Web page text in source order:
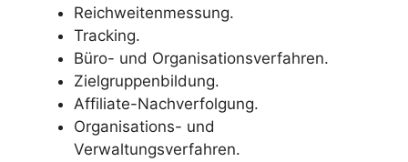
Reichweitenmessung.
Tracking.
Büro- und Organisationsverfahren.
Zielgruppenbildung.
Affiliate-Nachverfolgung.
Organisations- und
Verwaltungsverfahren.